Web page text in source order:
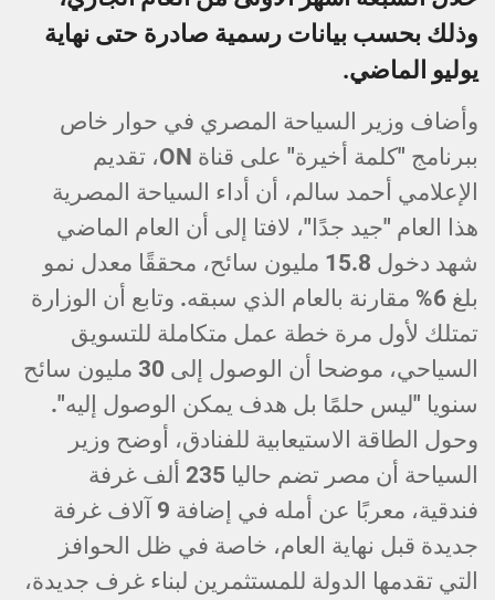
وذلك بحسب بيانات رسمية صادرة حتى نهاية
يوليو الماضي.
وأضاف وزير السياحة المصري في حوار خاص
ببرنامج "كلمة أخيرة" على قناة ON، تقديم
الإعلامي أحمد سالم، أن أداء السياحة المصرية
هذا العام "جيد جدًا"، لافتا إلى أن العام الماضي
شهد دخول 15.8 مليون سائح، محققًا معدل نمو
بلغ 6% مقارنة بالعام الذي سبقه. وتابع أن الوزارة
تمتلك لأول مرة خطة عمل متكاملة للتسويق
السياحي، موضحا أن الوصول إلى 30 مليون سائح
سنويا "ليس حلمًا بل هدف يمكن الوصول إليه".
وحول الطاقة الاستيعابية للفنادق، أوضح وزير
السياحة أن مصر تضم حاليا 235 ألف غرفة
فندقية، معربًا عن أمله في إضافة 9 آلاف غرفة
جديدة قبل نهاية العام، خاصة في ظل الحوافز
التي تقدمها الدولة للمستثمرين لبناء غرف جديدة،